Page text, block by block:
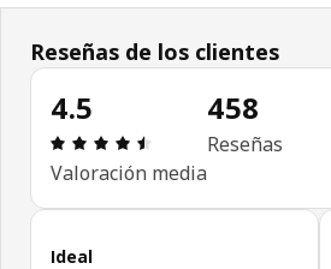
Reseñas de los clientes
4.5
Reseña: 4.5 de 5
Valoración media
458
Reseñas
Omitir las opiniones de los clientes
Ideal